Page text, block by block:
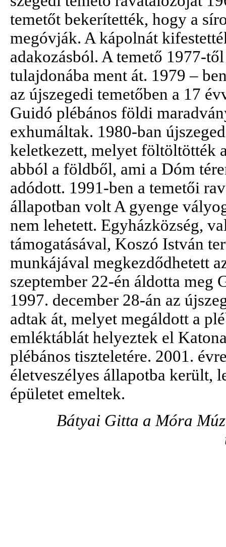
temetőt bekerítették, hogy a
megóvják. A kápolnát
adakozásból. A temető 1977-
tulajdonába ment át. 1979 –
az újszegedi temetőben a 17
Guidó plébános földi
exhumáltak. 1980-ban
keletkezett, melyet föltöltötték
abból a földből, ami a Dóm
adódott. 1991-ben a temetői
állapotban volt A gyenge
nem lehetett. Egyházközség,
támogatásával, Koszó István
munkájával megkezdődhetett
szeptember 22-én áldotta meg
1997. december 28-án az
adtak át, melyet megáldott a
emléktáblát helyeztek el
plébános tiszteletére. 2001.
életveszélyes állapotba került,
épületet emeltek.
Bátyai Gitta a Móra